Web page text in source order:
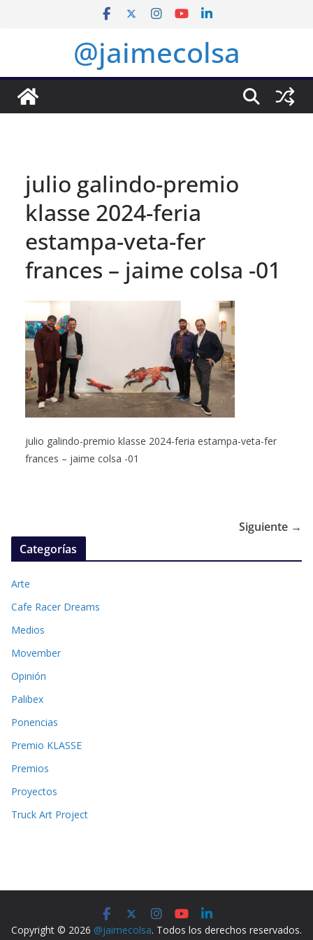
@jaimecolsa
julio galindo-premio
klasse 2024-feria
estampa-veta-fer
frances – jaime colsa -01
julio galindo-premio klasse 2024-feria estampa-veta-fer
frances – jaime colsa -01
Siguiente →
Categorías
Arte
Cafe Racer Dreams
Medios
Movember
Opinión
Palibex
Ponencias
Premio KLASSE
Premios
Proyectos
Truck Art Project
Copyright © 2026 @jaimecolsa. Todos los derechos reservados.